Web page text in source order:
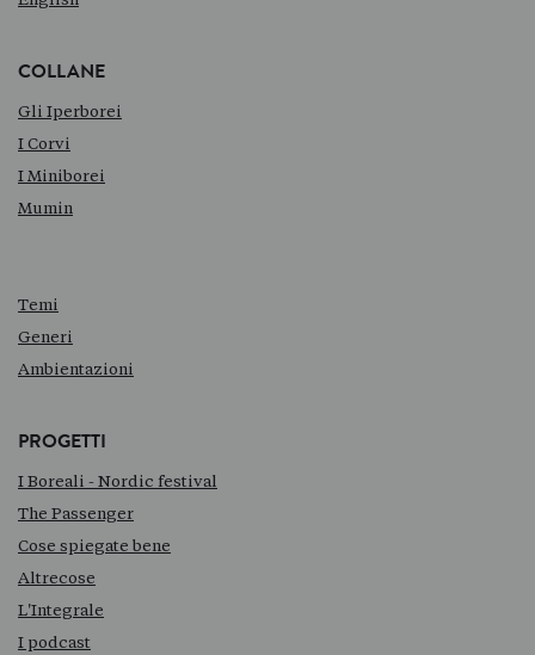
COLLANE
Gli Iperborei
I Corvi
I Miniborei
Mumin
Temi
Generi
Ambientazioni
PROGETTI
I Boreali - Nordic festival
The Passenger
Cose spiegate bene
Altrecose
L'Integrale
I podcast